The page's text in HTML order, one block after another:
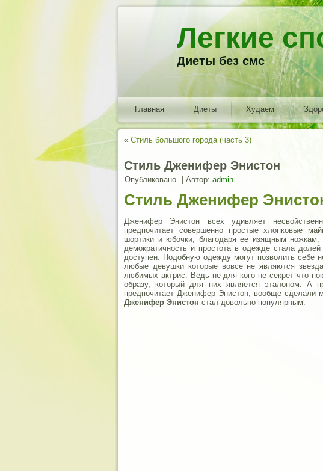
Легкие
Диеты без смс
Главная Диеты Худаем
« Стиль большого города (часть 3)
Стиль Дженифер Энистон
Опубликовано Автор: admin
Стиль Дженифер
Дженифер Энистон всех удивляет
предпочитает совершенно простые хлопковые
шортики и юбочки, благодаря ее изящным
демократичность и простота в одежде стала
доступен. Подобную одежду могут позволить себе
любые девушки которые вовсе не являются
любимых актрис. Ведь не для кого не секрет что
образу, который для них является эталоном. А
предпочитает Дженифер Энистон, вообще сделали
Дженифер Энистон стал довольно популярным.